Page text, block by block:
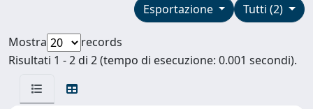
Tutti (2)
Esportazione
Mostra
records
Risultati 1 - 2 di 2 (tempo di esecuzione: 0.001 secondi).